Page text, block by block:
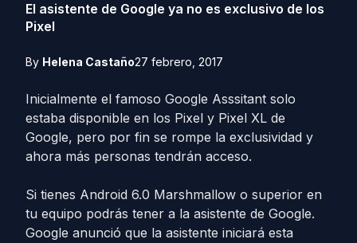
El asistente de Google ya no es exclusivo de los
Pixel
By Helena Castaño27 febrero, 2017
Inicialmente el famoso Google Asssitant solo
estaba disponible en los Pixel y Pixel XL de
Google, pero por fin se rompe la exclusividad y
ahora más personas tendrán acceso.
Si tienes Android 6.0 Marshmallow o superior en
tu equipo podrás tener a la asistente de Google.
Google anunció que la asistente iniciará esta